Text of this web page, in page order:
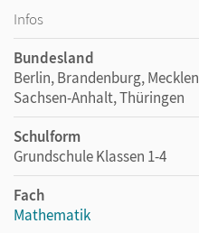
Infos
Bundesland
Berlin, Brandenburg,
Sachsen-Anhalt, Thüringen
Schulform
Grundschule Klassen 1-4
Fach
Mathematik